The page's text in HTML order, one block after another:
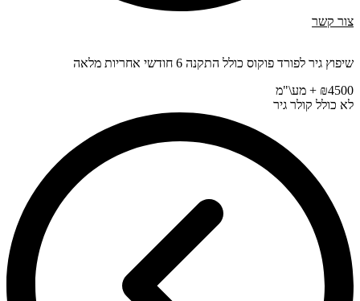
צור קשר
שיפוץ גיר לפורד פוקוס כולל התקנה 6 חודשי אחריות מלאה
₪4500 + מע\"מ
לא כולל קולר גיר